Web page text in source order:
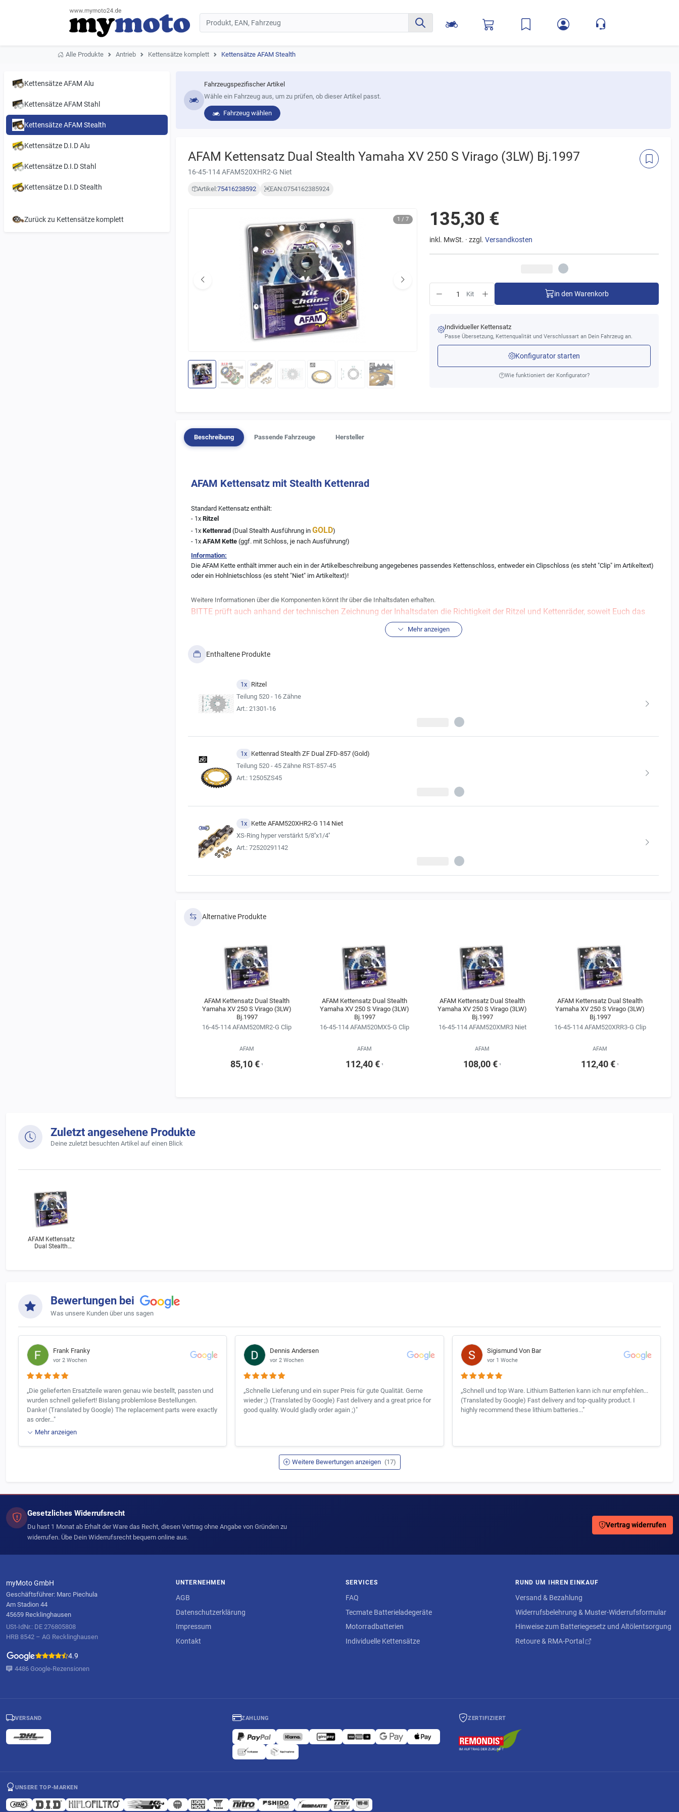
Alle Produkte Antrieb Kettensätze komplett Kettensätze AFAM Stealth
Kettensätze AFAM Alu
Kettensätze AFAM Stahl
Kettensätze AFAM Stealth
Kettensätze D.I.D Alu
Kettensätze D.I.D Stahl
Kettensätze D.I.D Stealth
Zurück zu Kettensätze komplett
Fahrzeugspezifischer Artikel
Wähle ein Fahrzeug aus, um zu prüfen, ob dieser Artikel passt.
Fahrzeug wählen
AFAM Kettensatz Dual Stealth Yamaha XV 250 S Virago (3LW) Bj.1997
16-45-114 AFAM520XHR2-G Niet
Artikel:75416238592 EAN:0754162385924
1 / 7 135,30 €
inkl. MwSt. · zzgl. Versandkosten
Kit in den Warenkorb
Individueller Kettensatz
Passe Übersetzung, Kettenqualität und Verschlussart an Dein Fahrzeug an.
Konfigurator starten
Wie funktioniert der Konfigurator?
Beschreibung Passende Fahrzeuge Hersteller
AFAM Kettensatz mit Stealth Kettenrad
Standard Kettensatz enthält:
- 1x Ritzel
- 1x Kettenrad (Dual Stealth Ausführung in GOLD)
- 1x AFAM Kette (ggf. mit Schloss, je nach Ausführung!)
Information:
Die AFAM Kette enthält immer auch ein in der Artikelbeschreibung angegebenes passendes Kettenschloss, entweder ein Clipschloss (es steht "Clip" im Artikeltext)
oder ein Hohlnietschloss (es steht "Niet" im Artikeltext)!
Weitere Informationen über die Komponenten könnt Ihr über die Inhaltsdaten erhalten.
BITTE prüft auch anhand der technischen Zeichnung der Inhaltsdaten die Richtigkeit der Ritzel und Kettenräder, soweit Euch das
Solltet Ihr eine andere Übersetzung wünschen, könnt Ihr diese über den Kitkonfigurator ändern.
Mehr anzeigen
Enthaltene Produkte
1x Ritzel
Teilung 520 - 16 Zähne
Art.: 21301-16
1x Kettenrad Stealth ZF Dual ZFD-857 (Gold)
Teilung 520 - 45 Zähne RST-857-45
Art.: 12505ZS45
1x Kette AFAM520XHR2-G 114 Niet
XS-Ring hyper verstärkt 5/8''x1/4''
Art.: 72520291142
Alternative Produkte
AFAM Kettensatz Dual Stealth
Yamaha XV 250 S Virago (3LW)
Bj.1997
16-45-114 AFAM520MR2-G Clip
AFAM
85,10 € ¹
AFAM Kettensatz Dual Stealth
Yamaha XV 250 S Virago (3LW)
Bj.1997
16-45-114 AFAM520MX5-G Clip
AFAM
112,40 € ¹
AFAM Kettensatz Dual Stealth
Yamaha XV 250 S Virago (3LW)
Bj.1997
16-45-114 AFAM520XMR3 Niet
AFAM
108,00 € ¹
AFAM Kettensatz Dual Stealth
Yamaha XV 250 S Virago (3LW)
Bj.1997
16-45-114 AFAM520XRR3-G Clip
AFAM
112,40 € ¹
Zuletzt angesehene Produkte
Deine zuletzt besuchten Artikel auf einen Blick
AFAM Kettensatz
Dual Stealth
Bewertungen bei
Was unsere Kunden über uns sagen
Frank Franky
vor 2 Wochen
„Die gelieferten Ersatzteile waren genau wie bestellt, passten und
wurden schnell geliefert! Bislang problemlose Bestellungen.
Danke! (Translated by Google) The replacement parts were exactly
as order…"
Mehr anzeigen
Dennis Andersen
vor 2 Wochen
„Schnelle Lieferung und ein super Preis für gute Qualität. Gerne
wieder ;) (Translated by Google) Fast delivery and a great price for
good quality. Would gladly order again ;)"
Sigismund Von Bar
vor 1 Woche
„Schnell und top Ware. Lithium Batterien kann ich nur empfehlen...
(Translated by Google) Fast delivery and top-quality product. I
highly recommend these lithium batteries..."
Weitere Bewertungen anzeigen (17)
Gesetzliches Widerrufsrecht
Du hast 1 Monat ab Erhalt der Ware das Recht, diesen Vertrag ohne Angabe von Gründen zu
widerrufen. Übe Dein Widerrufsrecht bequem online aus.
Vertrag widerrufen
myMoto GmbH
Geschäftsführer: Marc Piechula
Am Stadion 44
45659 Recklinghausen
USt-IdNr.: DE 276805808
HRB 8542 – AG Recklinghausen
4.9
4486 Google-Rezensionen
UNTERNEHMEN
AGB
Datenschutzerklärung
Impressum
Kontakt
SERVICES
FAQ
Tecmate Batterieladegeräte
Motorradbatterien
Individuelle Kettensätze
RUND UM IHREN EINKAUF
Versand & Bezahlung
Widerrufsbelehrung & Muster-Widerrufsformular
Hinweise zum Batteriegesetz und Altölentsorgung
Retoure & RMA-Portal
VERSAND ZAHLUNG ZERTIFIZIERT
UNSERE TOP-MARKEN